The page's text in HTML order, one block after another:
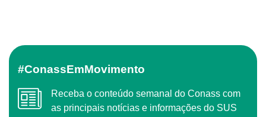
#ConassEmMovimento
Receba o conteúdo semanal do Conass com
as principais notícias e informações do SUS